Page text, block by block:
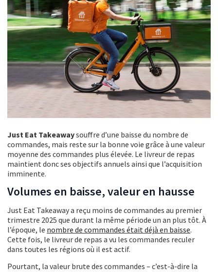
Just Eat Takeawaysouffre d’une baisse du nombre de
commandes, mais reste sur la bonne voie grâce à une valeur
moyenne des commandes plus élevée. Le livreur de repas
maintient donc ses objectifs annuels ainsi que l’acquisition
imminente.
Volumes en baisse, valeur en hausse
Just Eat Takeaway a reçu moins de commandes au premier
trimestre 2025 que durant la même période un an plus tôt. À
l’époque, le nombre de commandes était déjà en baisse.
Cette fois, le livreur de repas a vu les commandes reculer
dans toutes les régions où il est actif.
Pourtant, la valeur brute des commandes – c’est-à-dire la